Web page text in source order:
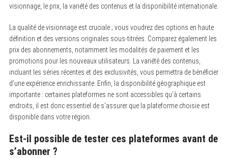
visionnage, le prix, la variété des contenus et la disponibilité internationale.
La qualité de visionnage est cruciale ; vous voudrez des options en haute
définition et des versions originales sous-titrées. Comparez également les
prix des abonnements, notamment les modalités de paiement et les
promotions pour les nouveaux utilisateurs. La variété des contenus,
incluant les séries récentes et des exclusivités, vous permettra de bénéficier
d’une expérience enrichissante. Enfin, la disponibilité géographique est
importante : certaines plateformes ne sont accessibles qu’à certains
endroits, il est donc essentiel de s’assurer que la plateforme choisie est
disponible dans votre région.
Est-il possible de tester ces plateformes avant de
s’abonner ?